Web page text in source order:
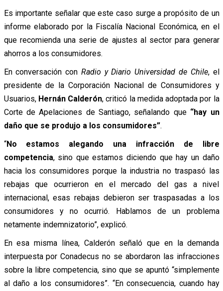
Es importante señalar que este caso surge a propósito de un
informe elaborado por la Fiscalía Nacional Económica, en el
que recomienda una serie de ajustes al sector para generar
ahorros a los consumidores.
En conversación con Radio y Diario Universidad de Chile, el
presidente de la Corporación Nacional de Consumidores y
Usuarios, Hernán Calderón, criticó la medida adoptada por la
Corte de Apelaciones de Santiago, señalando que “hay un
daño que se produjo a los consumidores”.
“No estamos alegando una infracción de libre
competencia, sino que estamos diciendo que hay un daño
hacia los consumidores porque la industria no traspasó las
rebajas que ocurrieron en el mercado del gas a nivel
internacional, esas rebajas debieron ser traspasadas a los
consumidores y no ocurrió. Hablamos de un problema
netamente indemnizatorio”, explicó.
En esa misma línea, Calderón señaló que en la demanda
interpuesta por Conadecus no se abordaron las infracciones
sobre la libre competencia, sino que se apuntó “simplemente
al daño a los consumidores”. “En consecuencia, cuando hay